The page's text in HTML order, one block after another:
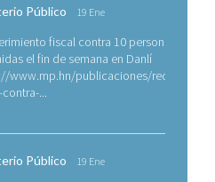
Público 19 Ene
fiscal contra 10 personas
el fin de semana en Danlí
www.mp.hn/publicaciones/
...
Público 19 Ene